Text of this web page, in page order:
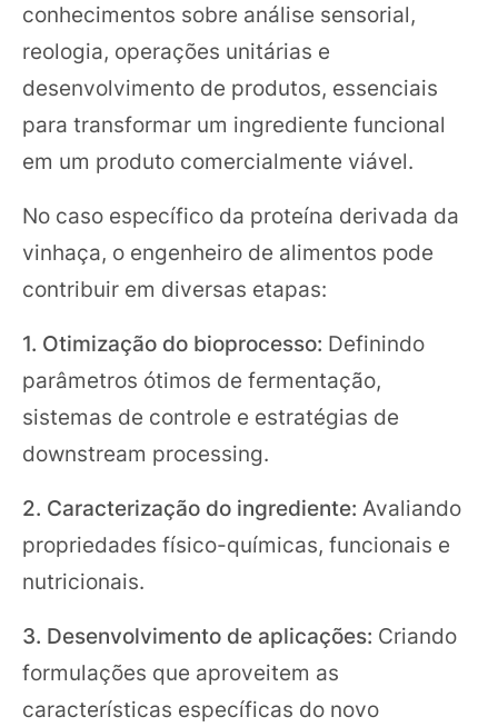
conhecimentos sobre análise sensorial,
reologia, operações unitárias e
desenvolvimento de produtos, essenciais
para transformar um ingrediente funcional
em um produto comercialmente viável.
No caso específico da proteína derivada da
vinhaça, o engenheiro de alimentos pode
contribuir em diversas etapas:
1. Otimização do bioprocesso: Definindo
parâmetros ótimos de fermentação,
sistemas de controle e estratégias de
downstream processing.
2. Caracterização do ingrediente: Avaliando
propriedades físico-químicas, funcionais e
nutricionais.
3. Desenvolvimento de aplicações: Criando
formulações que aproveitem as
características específicas do novo